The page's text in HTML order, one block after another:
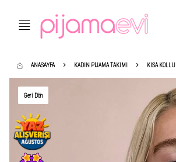
ANASAYFA KADIN PIJAMA TAKIMI KISA
Geri Dön